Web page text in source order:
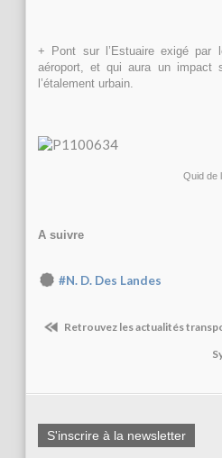
+ Pont sur l’Estuaire exigé par
aéroport, et qui aura un impact
l’étalement urbain.
Quid de
A suivre
#N. D. Des Landes
Retrouvez les actualités
S'inscrire à la newsletter